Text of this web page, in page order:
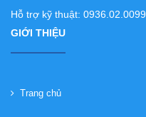
Hỗ trợ kỹ thuật: 0936.02.0099
GIỚI THIỆU
Trang chủ